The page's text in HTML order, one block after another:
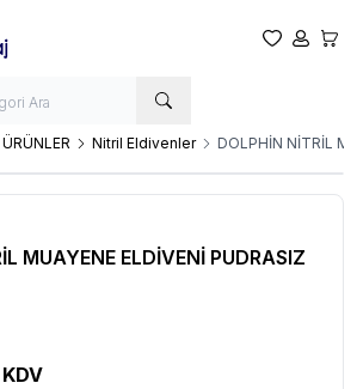
Favorilerim
Hesabım
Nitril Eldivenler DOLPHİN NİTRİL
MUAYENE ELDİVENİ PUDRASIZ